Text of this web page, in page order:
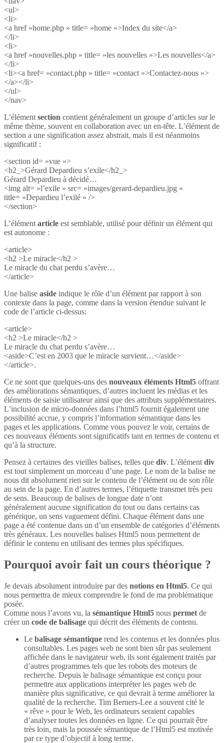
<ul>
<li>
<a href »home.php » title= »home »>Index du site</a>
</li>
<li>
<a href »nouvelles.php » title= »les nouvelles »>Les nouvelles</a>
</li>
<li><a href= »contact.php » title= »contact »>Contactez-nous »>
</a></li>
</ul>
</nav>
L’élément section contient généralement un groupe d’articles sur le
même thème, souvent en collaboration avec un en-tête. L’élément de
section a une signification assez abstrait, mais il est néanmoins
significatif :
<section id= »vue »>
<h2_>Gérard Depardieu s’exile</h2_>
Gérard Depardieu à décidé…
<img alt= »l’exile » src= »images/gerard-depardieu.jpg »
title= »Depardieu l’exilé » />
</section>
L’élément article est semblable, utilisé pour définir un élément qui
est autonome :
<article>
<h2 >Le miracle</h2 >
Le miracle du chat perdu s’avère…
</article>
Une balise aside indique le rôle d’un élément par rapport à son
contexte dans la page, comme dans la version étendue suivant le
code de l’article ci-dessus:
<article>
<h2 >Le miracle</h2 >
Le miracle du chat perdu s’avère…
<aside>C’est en 2003 que le miracle survient…</aside>
</article>.
Ce ne sont que quelques-uns des nouveaux éléments Html5 offrant
des améliorations sémantiques, d’autres incluent les médias et les
éléments de saisie utilisateur ainsi que des attributs supplémentaires.
L’inclusion de micro-données dans l’html5 fournit également une
possibilité accrue, y compris l’information sémantique dans les
pages et les applications. Comme vous pouvez le voir, certains de
ces nouveaux éléments sont significatifs tant en termes de contenu et
qu’à la structure.
Pensez à certaines des vieilles balises, telles que div. L’élément div
est tout simplement un morceau d’une page. Le nom de la balise ne
nous dit absolument rien sur le contenu de l’élément ou de son rôle
au sein de la page. En d’autres termes, l’étiquette transmet très peu
de sens. Beaucoup de balises de longue date n’ont
généralement aucune signification du tout ou dans certains cas
générique, un sens vaguement défini. Chaque élément dans une
page a été contenue dans un d’un ensemble de catégories d’éléments
très généraux. Les nouvelles balises Html5 nous permettent de
définir le contenu en utilisant des termes plus spécifiques.
Pourquoi avoir fait un cours théorique ?
Je devais absolument introduire par des notions en Html5. Ce qui
nous permettra de mieux comprendre le fond de ma problématique
posée.
Comme nous l’avons vu, la sémantique Html5 nous permet de
créer un code de balisage qui décrit des éléments de contenu.
Le balisage sémantique rend les contenus et les données plus
consultables. Les pages web ne sont bien sûr pas seulement
affichée dans le navigateur web, ils sont également traités par
d’autres programmes tels que les robots des moteurs de
recherche. Depuis le balisage sémantique est conçu pour
permettre aux applications interpréter les pages web de
manière plus significative, ce qui devrait à terme améliorer la
qualité de la recherche. Tim Berners-Lee a souvent cité le
« rêve » pour le Web, les ordinateurs seraient capables
d’analyser toutes les données en ligne. Ce qui pourrait être
très loin, mais la poussée sémantique de l’Html5 est motivée
par ce type d’objectif à long terme.